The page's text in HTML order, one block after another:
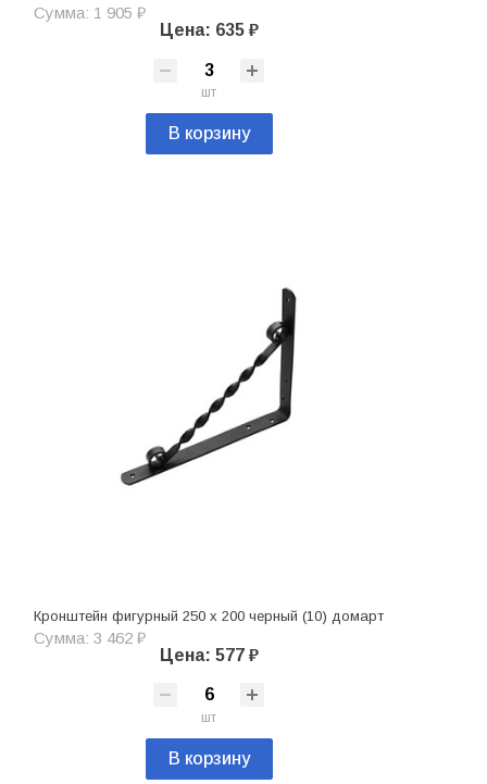
Сумма: 1 905 ₽
Цена: 635 ₽
шт
В корзину
Кронштейн фигурный 250 х 200 черный (10) домарт
Сумма: 3 462 ₽
Цена: 577 ₽
шт
В корзину